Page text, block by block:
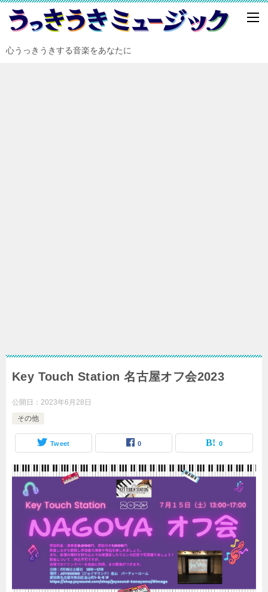
心うっきうきする音楽をあなたに
Key Touch Station 名古屋オフ会2023
公開日： 2023年6月28日
その他
Tweet 0 0